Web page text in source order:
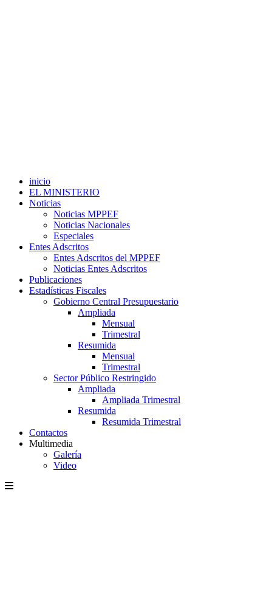
inicio
EL MINISTERIO
Noticias
Noticias MPPEF
Noticias Nacionales
Especiales
Entes Adscritos
Entes Adscritos del MPPEF
Noticias Entes Adscritos
Publicaciones
Estadísticas Fiscales
Gobierno Central Presupuestario
Ampliada
Mensual
Trimestral
Resumida
Mensual
Trimestral
Sector Público Restringido
Ampliada
Ampliada Trimestral
Resumida
Resumida Trimestral
Contactos
Multimedia
Galería
Video